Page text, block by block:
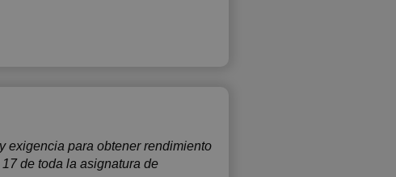
exigencia para obtener rendimiento
de toda la asignatura de